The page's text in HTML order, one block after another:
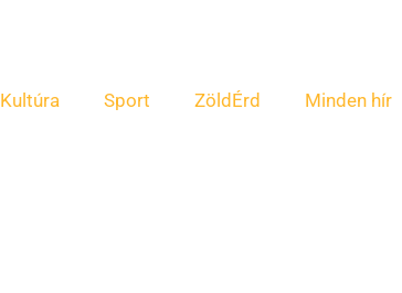
Kultúra Sport ZöldÉrd Minden hír